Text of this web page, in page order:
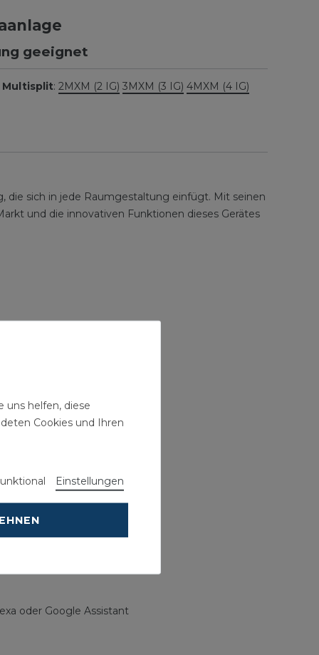
geeignet
Multisplit: 2MXM (2 IG) 3MXM (3 IG) 4MXM (4 IG)
die sich in jede Raumgestaltung einfügt. Mit seinen
und die innovativen Funktionen dieses Gerätes
oder Google Assistant
uns helfen, diese
Cookies und Ihren
Einstellungen